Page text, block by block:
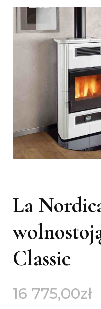
La
Classic
16 775,00zł